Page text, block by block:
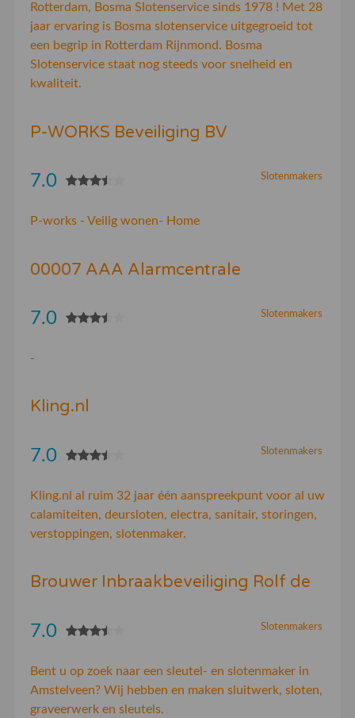
Rotterdam, Bosma Slotenservice sinds 1978 ! Met 28
jaar ervaring is Bosma slotenservice uitgegroeid tot
een begrip in Rotterdam Rijnmond. Bosma
Slotenservice staat nog steeds voor snelheid en
kwaliteit.
P-WORKS Beveiliging BV
Slotenmakers
7.0
P-works - Veilig wonen- Home
00007 AAA Alarmcentrale
Slotenmakers
7.0
-
Kling.nl
Slotenmakers
7.0
Kling.nl al ruim 32 jaar één aanspreekpunt voor al uw
calamiteiten, deursloten, electra, sanitair, storingen,
verstoppingen, slotenmaker.
Brouwer Inbraakbeveiliging Rolf de
Slotenmakers
7.0
Bent u op zoek naar een sleutel- en slotenmaker in
Amstelveen? Wij hebben en maken sluitwerk, sloten,
graveerwerk en sleutels.